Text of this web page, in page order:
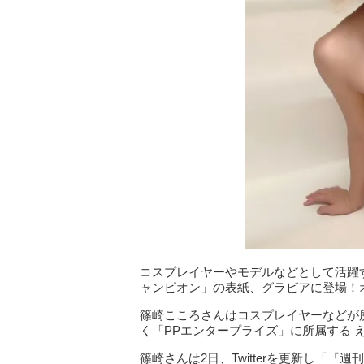
コスプレイヤーやモデルなどとして活
ャンピオン」の表紙、グラビアに登場
篠崎こころさんはコスプレイヤーなど
く「PPエンタープライズ」に所属する
篠崎さんは2日、Twitterを更新し「『週